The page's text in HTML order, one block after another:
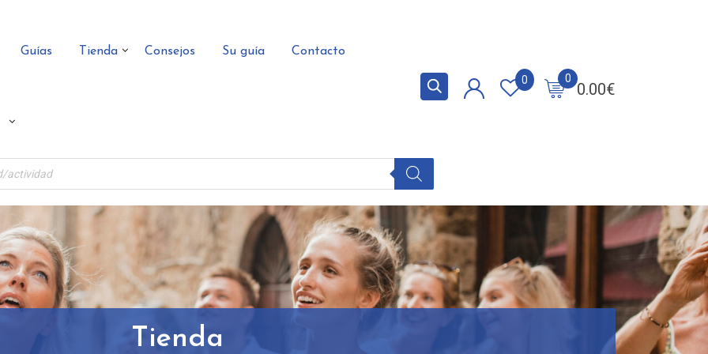
Guías Tienda Consejos Su guía Contacto
0.00€
0
0
Tienda